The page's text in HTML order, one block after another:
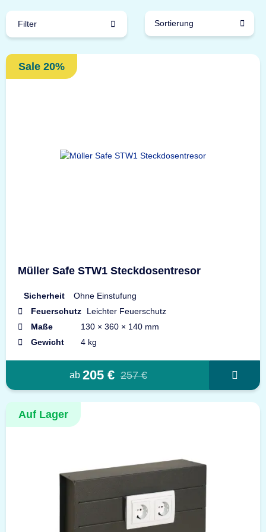
Filter Sortierung
Sale 20%
Müller Safe STW1 Steckdosentresor
Sicherheit
Ohne Einstufung
Feuerschutz
Leichter Feuerschutz
Maße
130 × 360 × 140 mm
Gewicht
4 kg
ab 205 € 257 €
Auf Lager